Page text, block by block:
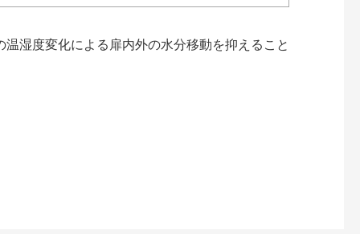
湿度変化による扉内外の水分移動を抑えること